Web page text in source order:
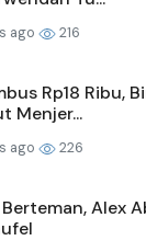
ago 216
Rp18 Ribu,
Menjer...
ago 226
Alex